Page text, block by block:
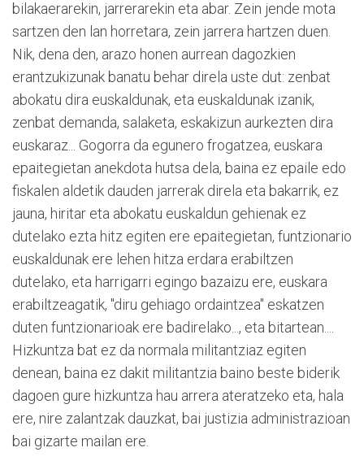
bilakaerarekin, jarrerarekin eta abar. Zein jende mota
sartzen den lan horretara, zein jarrera hartzen duen.
Nik, dena den, arazo honen aurrean dagozkien
erantzukizunak banatu behar direla uste dut: zenbat
abokatu dira euskaldunak, eta euskaldunak izanik,
zenbat demanda, salaketa, eskakizun aurkezten dira
euskaraz... Gogorra da egunero frogatzea, euskara
epaitegietan anekdota hutsa dela, baina ez epaile edo
fiskalen aldetik dauden jarrerak direla eta bakarrik, ez
jauna, hiritar eta abokatu euskaldun gehienak ez
dutelako ezta hitz egiten ere epaitegietan, funtzionario
euskaldunak ere lehen hitza erdara erabiltzen
dutelako, eta harrigarri egingo bazaizu ere, euskara
erabiltzeagatik, "diru gehiago ordaintzea" eskatzen
duten funtzionarioak ere badirelako..., eta bitartean....
Hizkuntza bat ez da normala militantziaz egiten
denean, baina ez dakit militantzia baino beste biderik
dagoen gure hizkuntza hau arrera ateratzeko eta, hala
ere, nire zalantzak dauzkat, bai justizia administrazioan
bai gizarte mailan ere.